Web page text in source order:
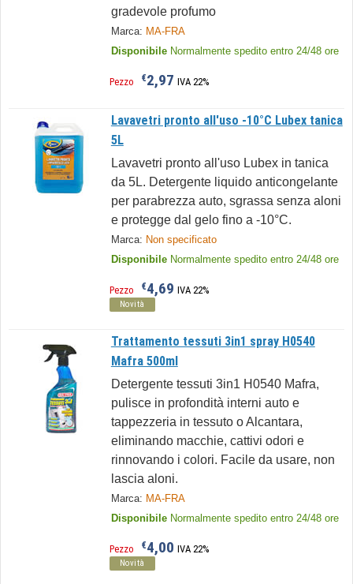
gradevole profumo
Marca: MA-FRA
Disponibile Normalmente spedito entro 24/48 ore
Pezzo €2,97 IVA 22%
Lavavetri pronto all'uso -10°C Lubex tanica
5L
Lavavetri pronto all'uso Lubex in tanica
da 5L. Detergente liquido anticongelante
per parabrezza auto, sgrassa senza aloni
e protegge dal gelo fino a -10°C.
Marca: Non specificato
Disponibile Normalmente spedito entro 24/48 ore
Pezzo €4,69 IVA 22%
Novità
Trattamento tessuti 3in1 spray H0540
Mafra 500ml
Detergente tessuti 3in1 H0540 Mafra,
pulisce in profondità interni auto e
tappezzeria in tessuto o Alcantara,
eliminando macchie, cattivi odori e
rinnovando i colori. Facile da usare, non
lascia aloni.
Marca: MA-FRA
Disponibile Normalmente spedito entro 24/48 ore
Pezzo €4,00 IVA 22%
Novità